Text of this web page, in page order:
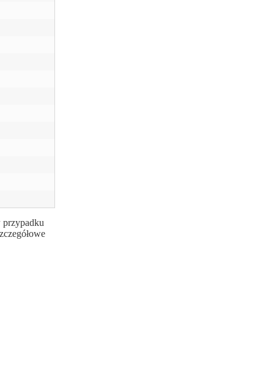
przypadku